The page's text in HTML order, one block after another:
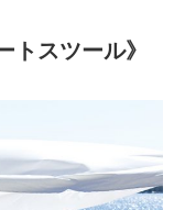
トスツール》